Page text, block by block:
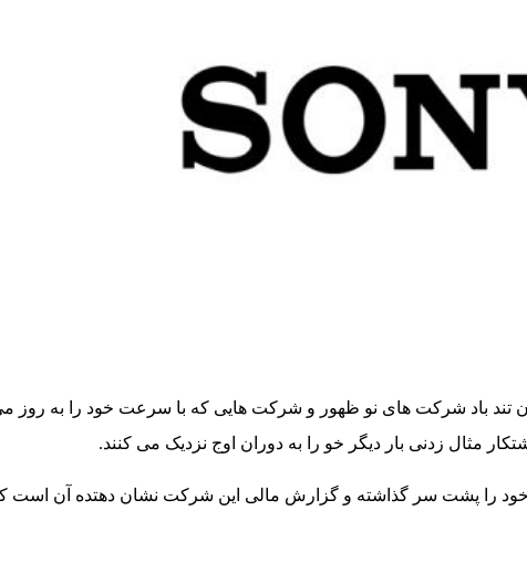
تند باد شرکت های نو ظهور و شرکت هایی که با سرعت خود را به روز
مثال زدنی بار دیگر خو را به دوران اوج نزدیک می کنند.
را پشت سر گذاشته و گزارش مالی این شرکت نشان دهتده آن است که